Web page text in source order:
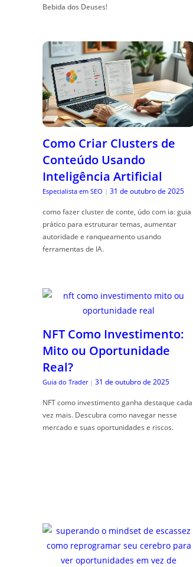
Bebida dos Deuses!
Como Criar Clusters de
Conteúdo Usando
Inteligência Artificial
Especialista em SEO | 31 de outubro de 2025
como fazer cluster de conte, údo com ia: guia
prático para estruturar temas, aumentar
autoridade e ranqueamento usando
ferramentas de IA.
NFT Como Investimento:
Mito ou Oportunidade
Real?
Guia do Trader | 31 de outubro de 2025
NFT como investimento ganha destaque cada
vez mais. Descubra como navegar nesse
mercado e suas oportunidades e riscos.